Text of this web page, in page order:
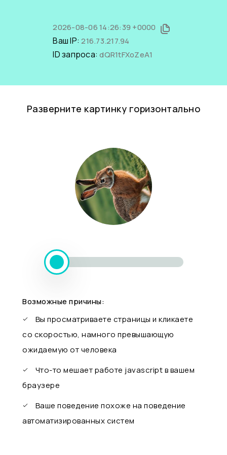
2026-08-06 14:26:39 +0000
Ваш IP:216.73.217.94
ID запроса:dQR1tFXoZeA1
Разверните картинку горизонтально
Возможные причины:
Вы просматриваете страницы и кликаете
со скоростью, намного превышающую
ожидаемую от человека
Что-то мешает работе javascript в вашем
браузере
Ваше поведение похоже на поведение
автоматизированных систем